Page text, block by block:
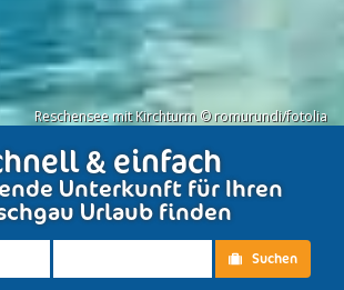
Reschensee mit Kirchturm © romurundi/fotolia
& einfach
Unterkunft für Ihren
Urlaub finden
Suchen